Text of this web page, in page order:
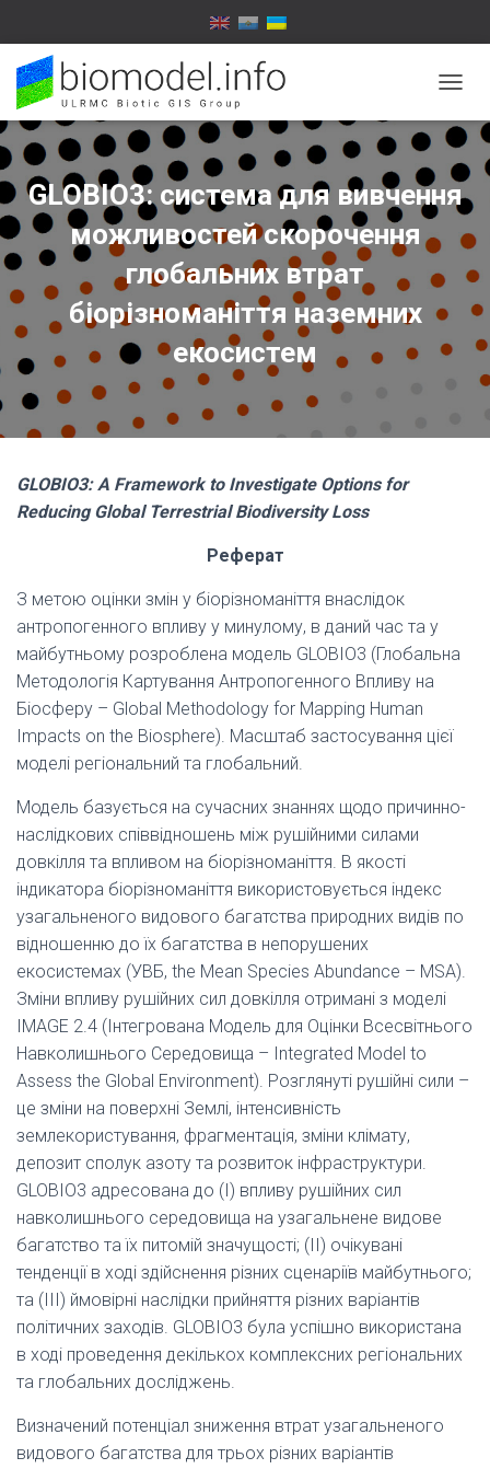
Е
Е
М
К
В
GLOBIO3: система для вивчення
можливостей скорочення
глобальних втрат
біорізноманіття наземних
екосистем
GLOBIO3: A Framework to Investigate Options for
Reducing Global Terrestrial Biodiversity Loss
Реферат
З метою оцінки змін у біорізноманіття внаслідок
антропогенного впливу у минулому, в даний час та у
майбутньому розроблена модель GLOBIO3 (Глобальна
Методологія Картування Антропогенного Впливу на
Біосферу – Global Methodology for Mapping Human
Impacts on the Biosphere). Масштаб застосування цієї
моделі регіональний та глобальний.
Модель базується на сучасних знаннях щодо причинно-
наслідкових співвідношень між рушійними силами
довкілля та впливом на біорізноманіття. В якості
індикатора біорізноманіття використовується індекс
узагальненого видового багатства природних видів по
відношенню до їх багатства в непорушених
екосистемах (УВБ, the Mean Species Abundance – MSA).
Зміни впливу рушійних сил довкілля отримані з моделі
IMAGE 2.4 (Інтегрована Модель для Оцінки Всесвітнього
Навколишнього Середовища – Integrated Model to
Assess the Global Environment). Розглянуті рушійні сили –
це зміни на поверхні Землі, інтенсивність
землекористування, фрагментація, зміни клімату,
депозит сполук азоту та розвиток інфраструктури.
GLOBIO3 адресована до (I) впливу рушійних сил
навколишнього середовища на узагальнене видове
багатство та їх питомій значущості; (II) очікувані
тенденції в ході здійснення різних сценаріїв майбутнього;
та (III) ймовірні наслідки прийняття різних варіантів
політичних заходів. GLOBIO3 була успішно використана
в ході проведення декількох комплексних регіональних
та глобальних досліджень.
Визначений потенціал зниження втрат узагальненого
видового багатства для трьох різних варіантів